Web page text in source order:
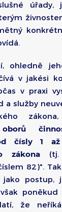
úřady,
ohledně
v jakési
v praxi
a služby
oborů
čísly 1
zákona (tj.
82)".
postup,
že